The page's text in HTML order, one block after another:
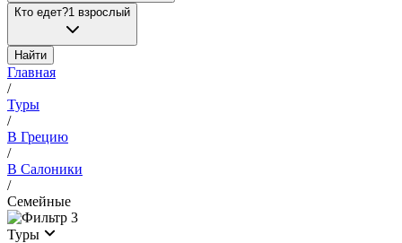
Кто едет?1 взрослый
Найти
Главная
/
Туры
/
В Грецию
/
В Салоники
/
Семейные
3
Туры